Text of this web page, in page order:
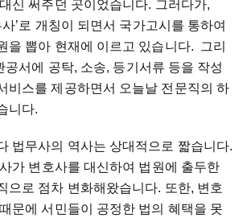
신 써주던 곳이었습니다. 그러다가,
’로 개칭이 되면서 국가고시를 통하여
을 뽑아 현재에 이르고 있습니다. 그리
공서에 공탁, 소송, 등기서류 등을 작성
비스를 제공하면서 오늘날 전문직의 하
니다.
법무사의 역사는 상대적으로 짧습니다.
가 변호사를 대신하여 법원에 출두한
으로 점차 변화해왔습니다. 또한, 변호
문에 서민들이 공정한 법의 혜택을 못